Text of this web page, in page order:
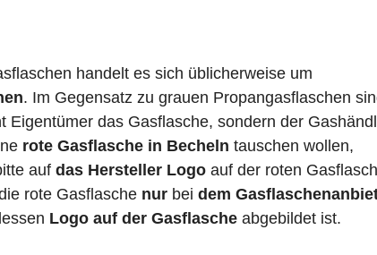
handelt es sich üblicherweise um
. Im Gegensatz zu grauen Propangasflaschen
Eigentümer das Gasflasche, sondern der
rote Gasflasche in Becheln tauschen wollen,
auf das Hersteller Logo auf der roten
rote Gasflasche nur bei dem
Logo auf der Gasflasche abgebildet ist.